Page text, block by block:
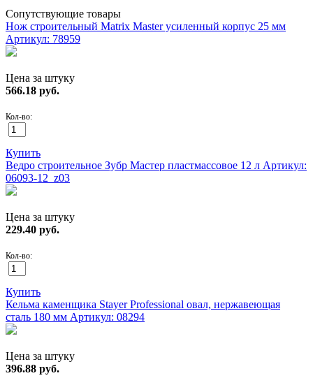
Сопутствующие товары
Нож строительный Matrix Master усиленный корпус 25 мм
Артикул: 78959
Цена за штуку
566.18 руб.
Кол-во:
Купить
Ведро строительное Зубр Мастер пластмассовое 12 л Артикул:
06093-12_z03
Цена за штуку
229.40 руб.
Кол-во:
Купить
Кельма каменщика Stayer Professional овал, нержавеющая
сталь 180 мм Артикул: 08294
Цена за штуку
396.88 руб.